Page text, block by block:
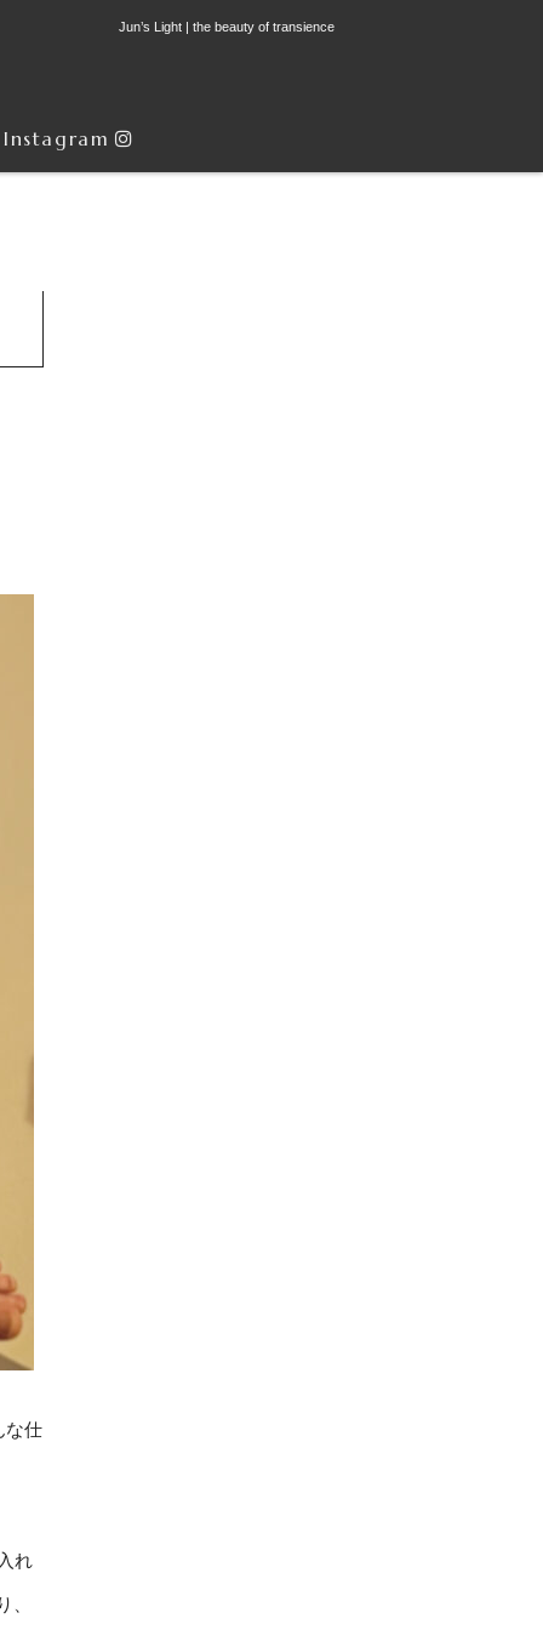
Jun’s Light | the beauty of transience
Instagram
な仕
れ